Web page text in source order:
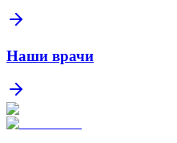
Наши врачи